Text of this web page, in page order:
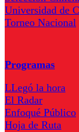
Universidad de
Torneo Nacional
Programas
LLegó la hora
El Radar
Enfoqué Público
Hoja de Ruta